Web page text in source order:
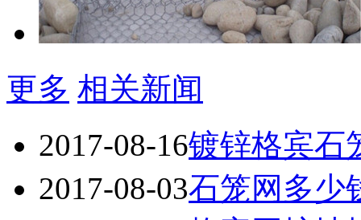
更多 相关新闻
2017-08-16镀锌格宾石
2017-08-03石笼网多少